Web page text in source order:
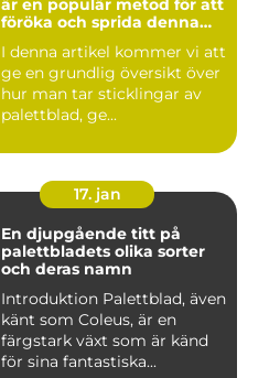
föröka och sprida denna
I denna artikel kommer vi att
ge en grundlig översikt över
hur man tar sticklingar av
palettblad, ge...
17. jan
En djupgående titt på
palettbladets olika sorter
och deras namn
Introduktion Palettblad, även
känt som Coleus, är en
färgstark växt som är känd
för sina fantastiska...